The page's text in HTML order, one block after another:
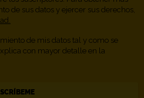
de sus datos y ejercer sus derechos,
de mis datos tal y como se
con mayor detalle en la